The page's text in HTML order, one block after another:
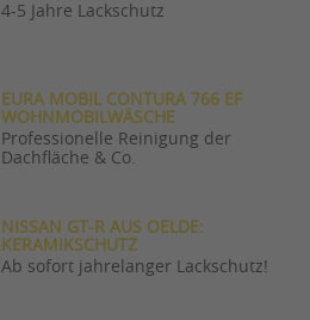
4-5 Jahre Lackschutz
EURA MOBIL CONTURA 766 EF
WOHNMOBILWÄSCHE
Professionelle Reinigung der
Dachfläche & Co.
NISSAN GT-R AUS OELDE:
KERAMIKSCHUTZ
Ab sofort jahrelanger Lackschutz!